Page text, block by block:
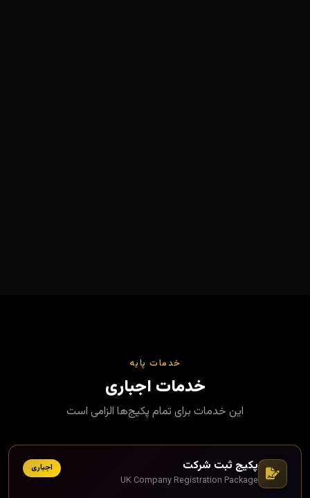
خدمات پایه
خدمات اجباری
این خدمات برای تمام پکیج‌ها الزامی است
پکیج ثبت شرکت
UK Company Registration Package
اجباری